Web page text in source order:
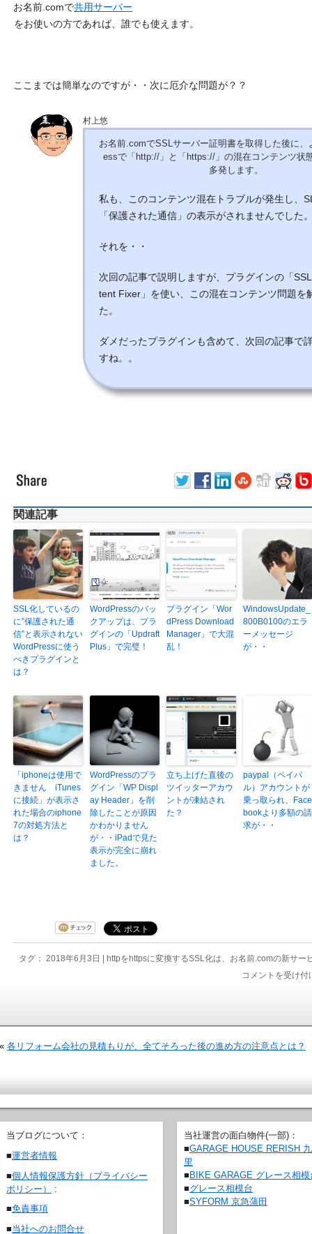
お名前.comで共用サーバー
をお使いの方であれば、誰でも使えます。
ここまでは簡単なのですが・・次に厄介な問題が？？
村上悠
お名前.comでSSLサーバー証明書を取得した後に、
essで「http://」と「https://」の混在コンテンツ状
多発します。
私も、このコンテンツ混在トラブルが発生し、
「保護された通信」の表示がされませんでした
それを・・
次回の記事で説明しますが、プラグインの「
tent Fixer」を使い、この混在コンテンツ問題を
た。
ダメだったプラグインも含めて、次回の記事で
すね。。
関連記事
SSL化しているの
に”保護された通
信”と表示されない
WordPressに使う
べきプラグインと
は？
WordPressのバッ
クアップは、プラ
グインの「Updraft
Plus」で完璧！
プラグイン「Wor
dPress Download
Manager」で大混
乱！
WindowsUpdate_
800B0100のエラ
ーメッセージ
が・・
「iphoneは使用で
きません iTunes
に接続」が表示さ
れた場合のiphone
7の対処方法と
は？
WordPressのプラ
グイン「WP Displ
ay Header」を削
除したことが原因
かわかりません
が・・iPadで見た
表示が完全に崩れ
ました。
立ち上げた直後の
ツイッターアカウ
ントが凍結され
た？
paypal（ペイパ
ル）アカウントが
乗っ取られ、Face
bookより多額の請
求が・・
タグ： 2018年6月3日 |
httpをhttpsに変換するSSL化は、お名前.comの新サー
コメントを受け付
« 各リフォーム会社の見積もりが、全てそろった後の進め方の注意点とは？
当ブログについて：
■運営者情報
■個人情報保護方針（プライバシー
ポリシー）
:
■免責事項
■当社へのお問合せ
当社運営の面白物件(一部)：
■GARAGE HOUSE RERISH
里
■ BIKE GARAGE グレース相模
■グレース相模台
■SYFORM 京急蒲田